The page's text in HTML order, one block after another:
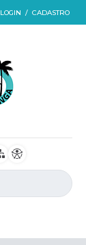
LOGIN / CADASTRO